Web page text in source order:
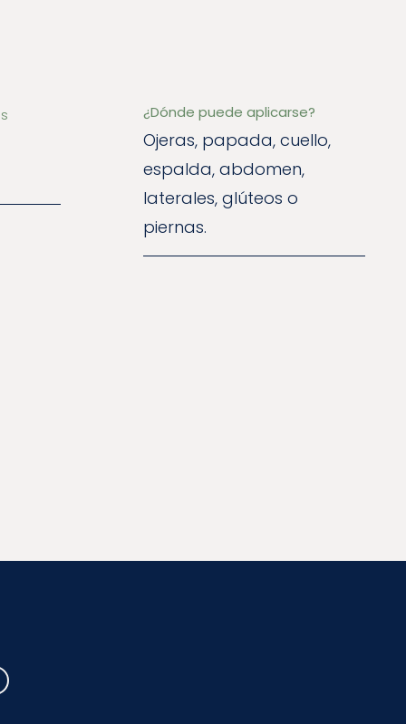
¿Dónde puede aplicarse?
Ojeras, papada, cuello,
espalda, abdomen,
laterales, glúteos o
piernas.